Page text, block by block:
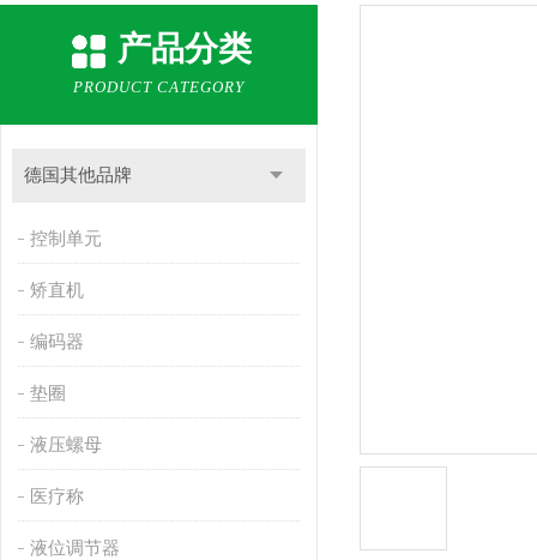
产品分类
PRODUCT CATEGORY
德国其他品牌
控制单元
矫直机
编码器
垫圈
液压螺母
医疗称
液位调节器